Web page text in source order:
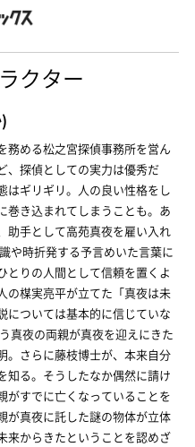
クター
務める松之宮探偵事務所を営ん
、探偵としての実力は優秀だ
はギリギリ。人の良い性格をし
巻き込まれてしまうことも。あ
助手として高苑真夜を雇い入れ
や時折発する予言めいた言葉に
とりの人間として信頼を置くよ
の楳実亮平が立てた「真夜は未
については基本的に信じていな
真夜の両親が真夜を迎えにきた
。さらに藤枝博士が、本来自分
知る。そうしたなか偶然に請け
がすでに亡くなっていることを
が真夜に託した謎の物体が立体
来からきたということを認めざ